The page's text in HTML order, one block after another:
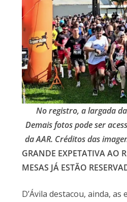
No registro, a largada da
Demais fotos pode ser
da AAR. Créditos das
GRANDE EXPETATIVA AO
MESAS JÁ ESTÃO
D’Ávila destacou, ainda,